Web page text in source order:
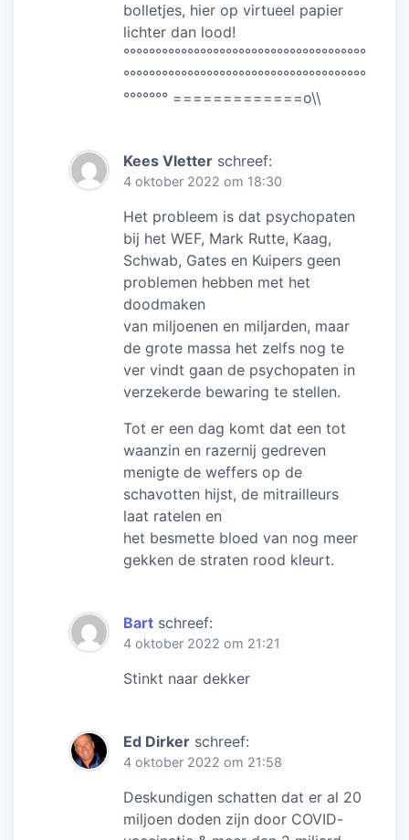
bolletjes, hier op virtueel papier
lichter dan lood!
°°°°°°°°°°°°°°°°°°°°°°°°°°°°°°°°°°°°°°
°°°°°°°°°°°°°°°°°°°°°°°°°°°°°°°°°°°°°°
°°°°°°° =============o\\
Kees Vletter schreef:
4 oktober 2022 om 18:30
Het probleem is dat psychopaten
bij het WEF, Mark Rutte, Kaag,
Schwab, Gates en Kuipers geen
problemen hebben met het
doodmaken
van miljoenen en miljarden, maar
de grote massa het zelfs nog te
ver vindt gaan de psychopaten in
verzekerde bewaring te stellen.
Tot er een dag komt dat een tot
waanzin en razernij gedreven
menigte de weffers op de
schavotten hijst, de mitrailleurs
laat ratelen en
het besmette bloed van nog meer
gekken de straten rood kleurt.
Bart schreef:
4 oktober 2022 om 21:21
Stinkt naar dekker
Ed Dirker schreef:
4 oktober 2022 om 21:58
Deskundigen schatten dat er al 20
miljoen doden zijn door COVID-